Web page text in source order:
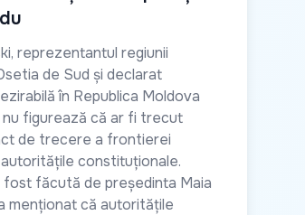
reprezentantul regiunii
de Sud și declarat
în Republica Moldova
nu figurează că ar fi trecut
de trecere a frontierei
constituționale.
fost făcută de președinta Maia
menționat că autoritățile